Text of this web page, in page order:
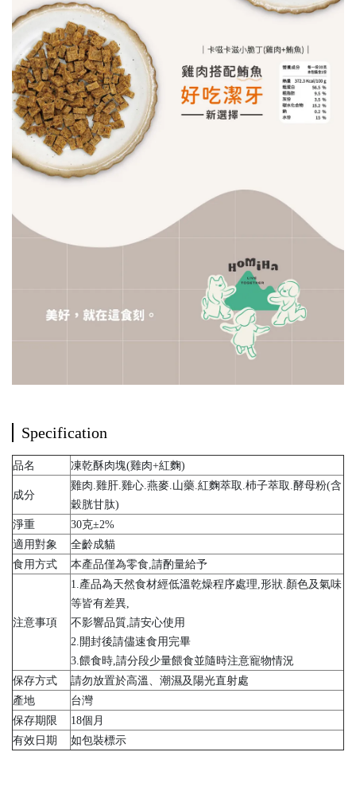
Specification
品名 凍乾酥肉塊(雞肉+紅麴)
成分
雞肉.雞肝.雞心.燕麥.山藥.紅麴萃取.杮子萃取.酵母粉(含
穀胱甘肽)
淨重
30克±2%
適用對象
全齡成貓
食用方式
本產品僅為零食,請酌量給予
注意事項
1.產品為天然食材經低溫乾燥程序處理,形狀.顏色及氣味
等皆有差異,
不影響品質,請安心使用
2.開封後請儘速食用完畢
3.餵食時,請分段少量餵食並隨時注意寵物情況
保存方式
請勿放置於高溫、潮濕及陽光直射處
產地
台灣
保存期限
18個月
有效日期
如包裝標示